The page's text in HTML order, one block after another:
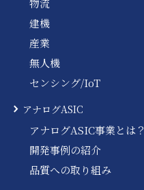
物流
建機
産業
無人機
センシング/IoT
アナログASIC
アナログASIC事業とは？
開発事例の紹介
品質への取り組み